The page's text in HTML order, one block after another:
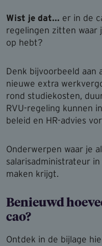
Wist je dat... er in de
regelingen zitten waar
op hebt?
Denk bijvoorbeeld aan
nieuwe extra
rond studiekosten,
RVU-regeling kunnen
beleid en HR-advies
Onderwerpen waar je
salarisadministrateur
maken krijgt.
Benieuwd
cao?
Ontdek in de bijlage